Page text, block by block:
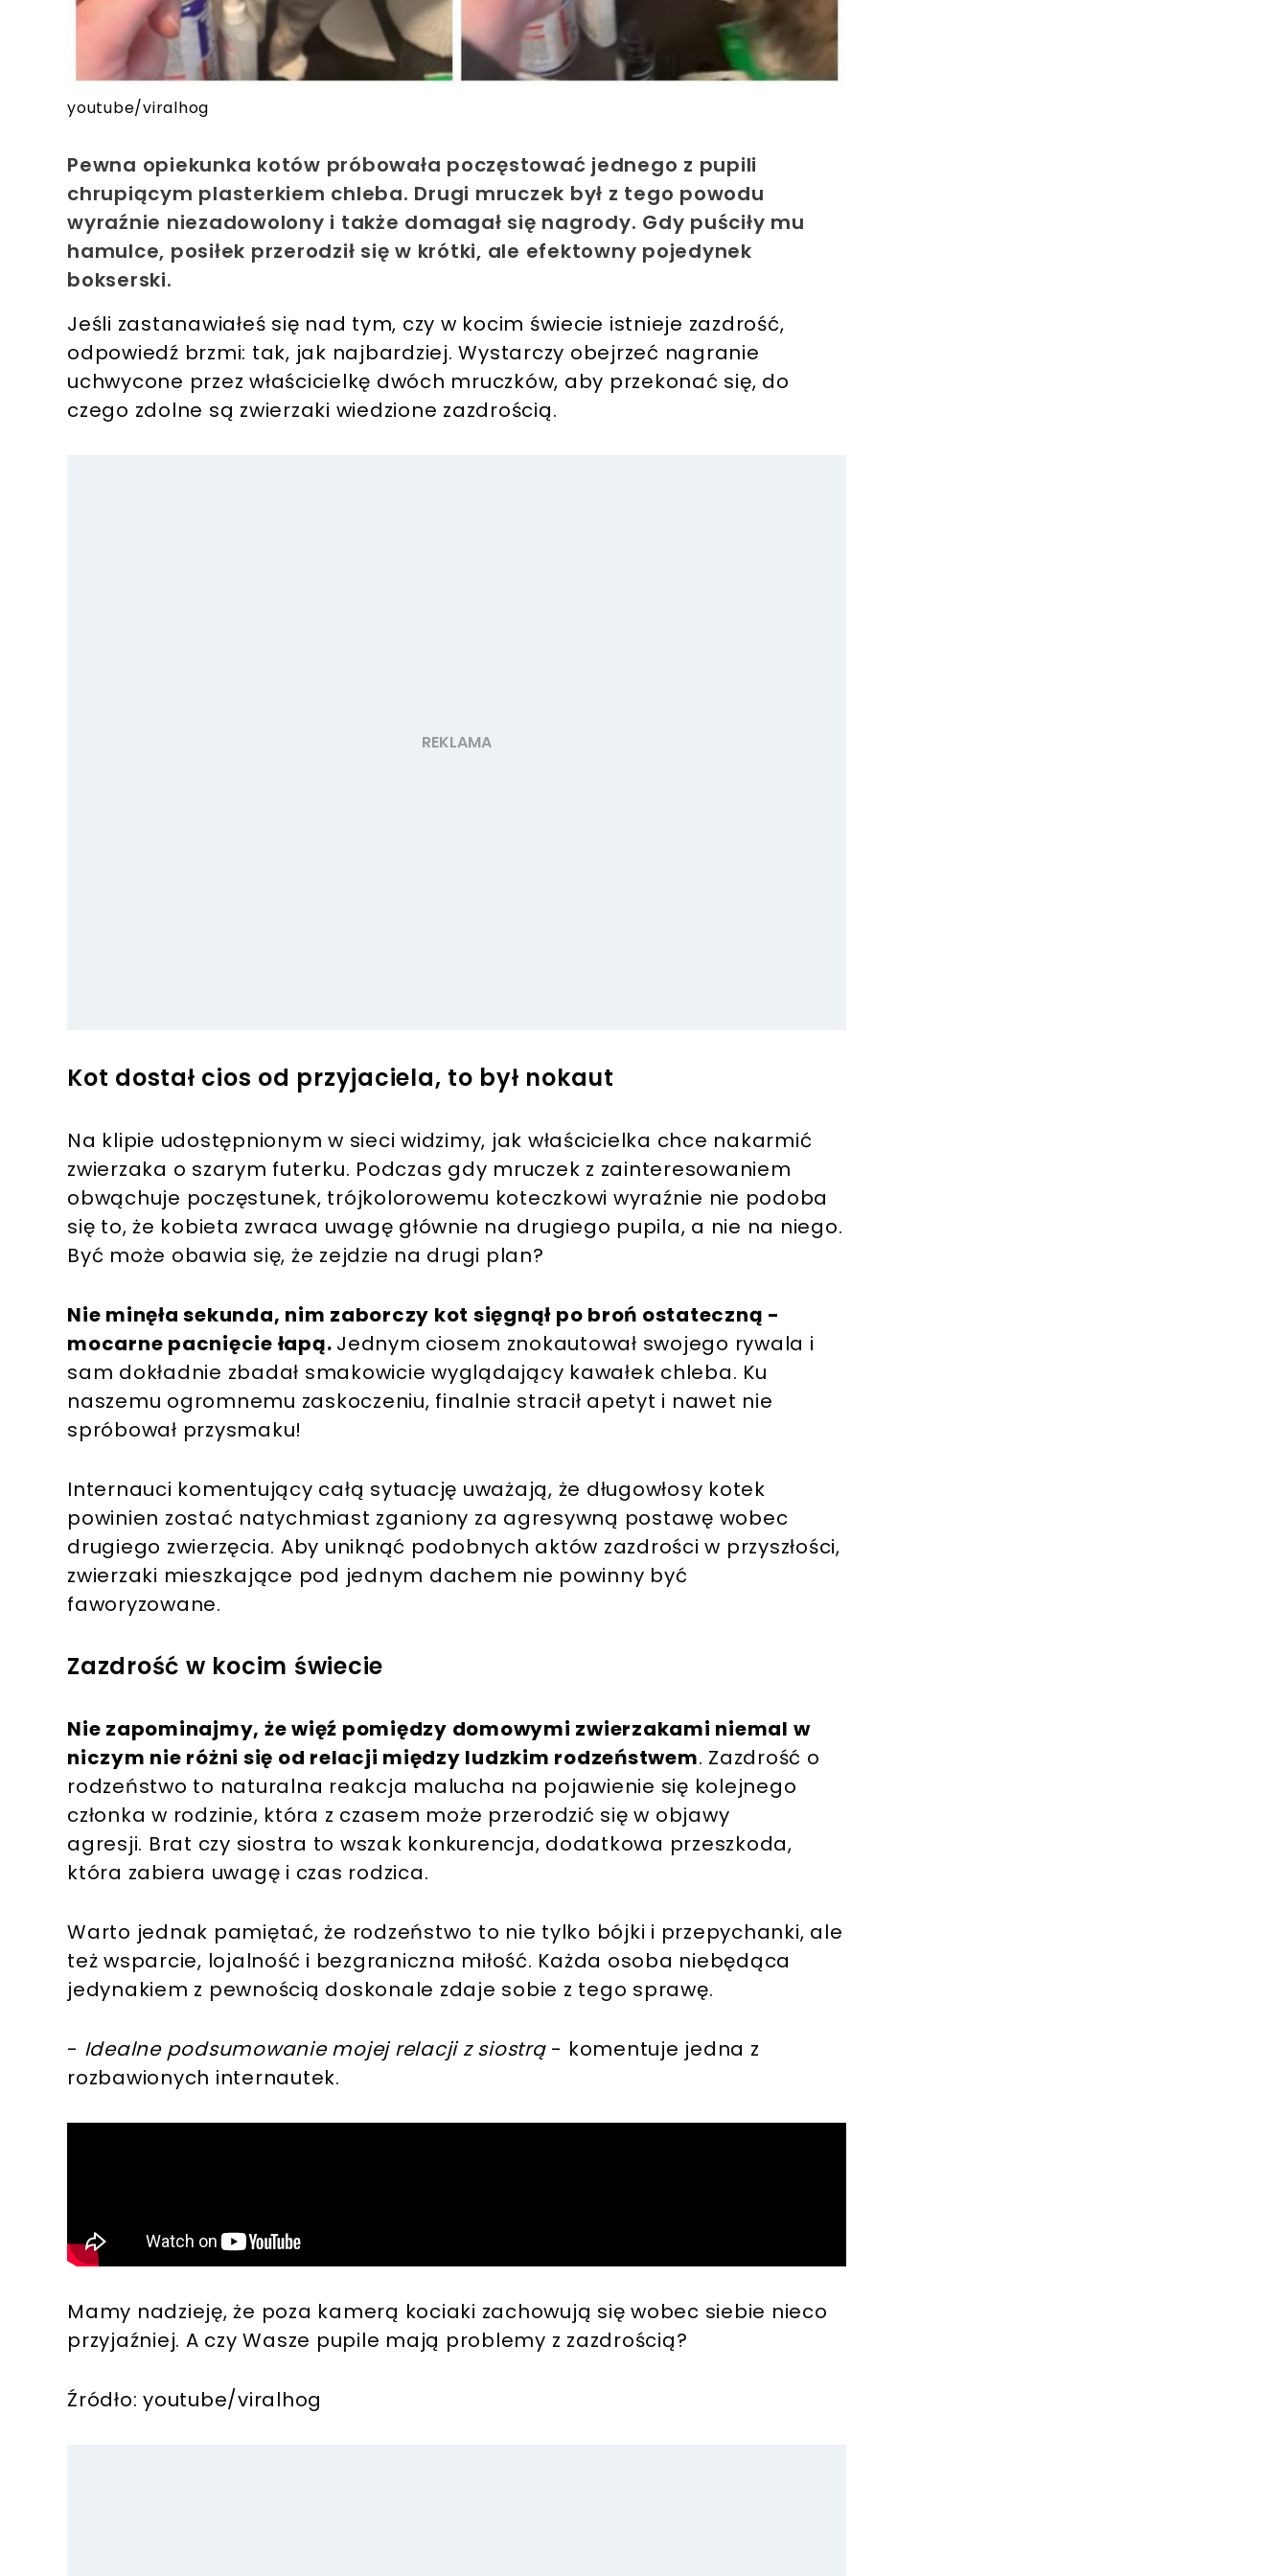
youtube/viralhog
Pewna opiekunka kotów próbowała poczęstować jednego z pupili
chrupiącym plasterkiem chleba. Drugi mruczek był z tego powodu
wyraźnie niezadowolony i także domagał się nagrody. Gdy puściły mu
hamulce, posiłek przerodził się w krótki, ale efektowny pojedynek
bokserski.
Jeśli zastanawiałeś się nad tym, czy w kocim świecie istnieje zazdrość,
odpowiedź brzmi: tak, jak najbardziej. Wystarczy obejrzeć nagranie
uchwycone przez właścicielkę dwóch mruczków, aby przekonać się, do
czego zdolne są zwierzaki wiedzione zazdrością.
Kot dostał cios od przyjaciela, to był nokaut
Na klipie udostępnionym w sieci widzimy, jak właścicielka chce nakarmić
zwierzaka o szarym futerku. Podczas gdy mruczek z zainteresowaniem
obwąchuje poczęstunek, trójkolorowemu koteczkowi wyraźnie nie podoba
się to, że kobieta zwraca uwagę głównie na drugiego pupila, a nie na niego.
Być może obawia się, że zejdzie na drugi plan?
Nie minęła sekunda, nim zaborczy kot sięgnął po broń ostateczną -
mocarne pacnięcie łapą. Jednym ciosem znokautował swojego rywala i
sam dokładnie zbadał smakowicie wyglądający kawałek chleba. Ku
naszemu ogromnemu zaskoczeniu, finalnie stracił apetyt i nawet nie
spróbował przysmaku!
Internauci komentujący całą sytuację uważają, że długowłosy kotek
powinien zostać natychmiast zganiony za agresywną postawę wobec
drugiego zwierzęcia. Aby uniknąć podobnych aktów zazdrości w przyszłości,
zwierzaki mieszkające pod jednym dachem nie powinny być
faworyzowane.
Zazdrość w kocim świecie
Nie zapominajmy, że więź pomiędzy domowymi zwierzakami niemal w
niczym nie różni się od relacji między ludzkim rodzeństwem. Zazdrość o
rodzeństwo to naturalna reakcja malucha na pojawienie się kolejnego
członka w rodzinie, która z czasem może przerodzić się w objawy
agresji. Brat czy siostra to wszak konkurencja, dodatkowa przeszkoda,
która zabiera uwagę i czas rodzica.
Warto jednak pamiętać, że rodzeństwo to nie tylko bójki i przepychanki, ale
też wsparcie, lojalność i bezgraniczna miłość. Każda osoba niebędąca
jedynakiem z pewnością doskonale zdaje sobie z tego sprawę.
- Idealne podsumowanie mojej relacji z siostrą- komentuje jedna z
rozbawionych internautek.
Mamy nadzieję, że poza kamerą kociaki zachowują się wobec siebie nieco
przyjaźniej. A czy Wasze pupile mają problemy z zazdrością?
Źródło: youtube/viralhog